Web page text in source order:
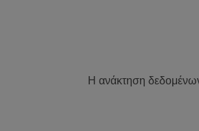
Η ανάκτηση